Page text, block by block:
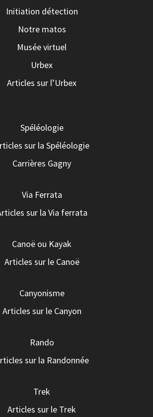
Initiation détection
Notre matos
Musée virtuel
Urbex
Articles sur l’Urbex
Spéléologie
sur la Spéléologie
Carrières Gagny
Via Ferrata
sur la Via ferrata
Canoë ou Kayak
Articles sur le Canoë
Canyonisme
Articles sur le Canyon
Rando
sur la Randonnée
Trek
Articles sur le Trek